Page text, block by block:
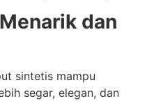
dan
sintetis mampu
segar, elegan, dan